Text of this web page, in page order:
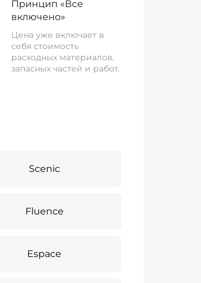
Принцип «Все
включено»
Цена уже включает в
себя стоимость
расходных материалов,
запасных частей и работ.
Scenic
Fluence
Espace